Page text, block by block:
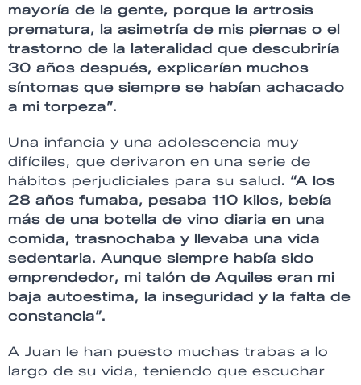
mayoría de la gente, porque la artrosis
prematura, la asimetría de mis piernas o el
trastorno de la lateralidad que descubriría
30 años después, explicarían muchos
síntomas que siempre se habían achacado
a mi torpeza”.
Una infancia y una adolescencia muy
difíciles, que derivaron en una serie de
hábitos perjudiciales para su salud. “A los
28 años fumaba, pesaba 110 kilos, bebía
más de una botella de vino diaria en una
comida, trasnochaba y llevaba una vida
sedentaria. Aunque siempre había sido
emprendedor, mi talón de Aquiles eran mi
baja autoestima, la inseguridad y la falta de
constancia”.
A Juan le han puesto muchas trabas a lo
largo de su vida, teniendo que escuchar